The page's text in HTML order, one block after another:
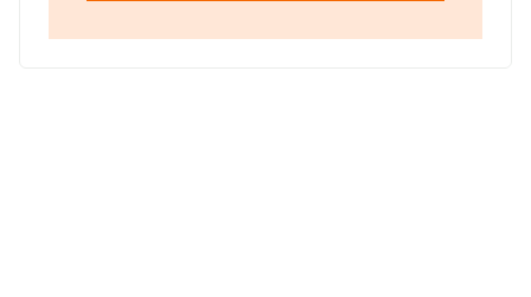
Palma, en Isles Baleares, Islas Baleares.